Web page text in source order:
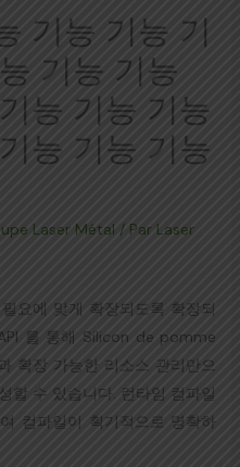
기능 기능 기
기능 기능
능 기능 기능
능 기능 기능
Laser Métal / Par Laser
요에 맞게 확장되도록 확장되
를 통해 Silicon de pomme
확장 가능한 리소스 관리만으
할 수 있습니다. 런타임 컴파일
컴파일이 획기적으로 명확하